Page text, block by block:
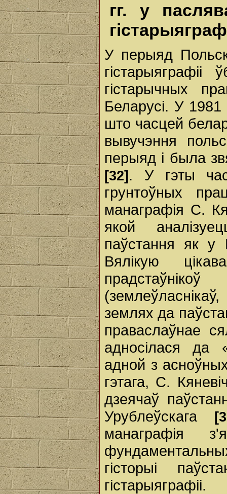
гг. у
У перыяд
гістарычных
Беларусі. У 1981
што часцей
вывучэння
перыяд і была
[32] . У гэты
грунтоўных
манаграфія С.
якой
паўстання як у
Вялікую
землях да
праваслаўнае
адносілася да
адной з
гэтага, С.
дзеячаў
Урублеўскага
манаграфія
гісторыі
гістарыяграфіі.